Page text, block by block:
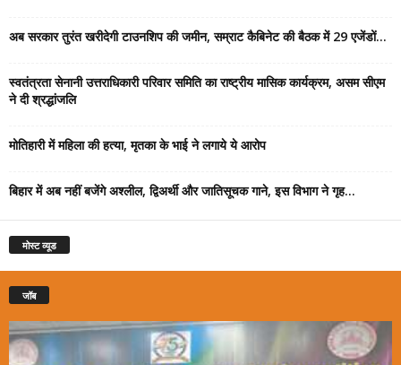
अब सरकार तुरंत खरीदेगी टाउनशिप की जमीन, सम्राट कैबिनेट की बैठक में 29 एजेंडों...
स्वतंत्रता सेनानी उत्तराधिकारी परिवार समिति का राष्ट्रीय मासिक कार्यक्रम, असम सीएम
ने दी श्रद्धांजलि
मोतिहारी में महिला की हत्या, मृतका के भाई ने लगाये ये आरोप
बिहार में अब नहीं बजेंगे अश्लील, द्विअर्थी और जातिसूचक गाने, इस विभाग ने गृह...
मोस्ट व्यूड
जॉब